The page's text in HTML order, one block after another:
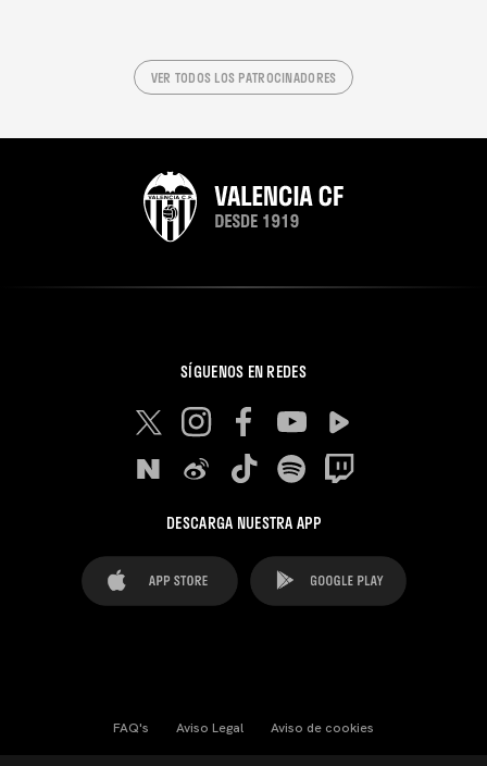
VER TODOS LOS PATROCINADORES
SÍGUENOS EN REDES
DESCARGA NUESTRA APP
FAQ's Aviso Legal Aviso de cookies